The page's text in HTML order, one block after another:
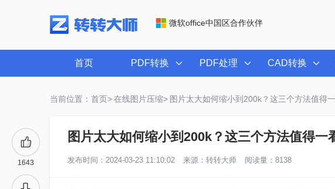
微软office中国区合作伙伴
首页 PDF转换 PDF处理 CAD转换
当前位置：首页> 在线图片压缩> 图片太大如何缩小到200k？这三个方法值得一
1643
图片太大如何缩小到200k？这三个方法值得一
发布时间：2024-03-23 11:10:02 来源： 转转大师 阅读量：8138